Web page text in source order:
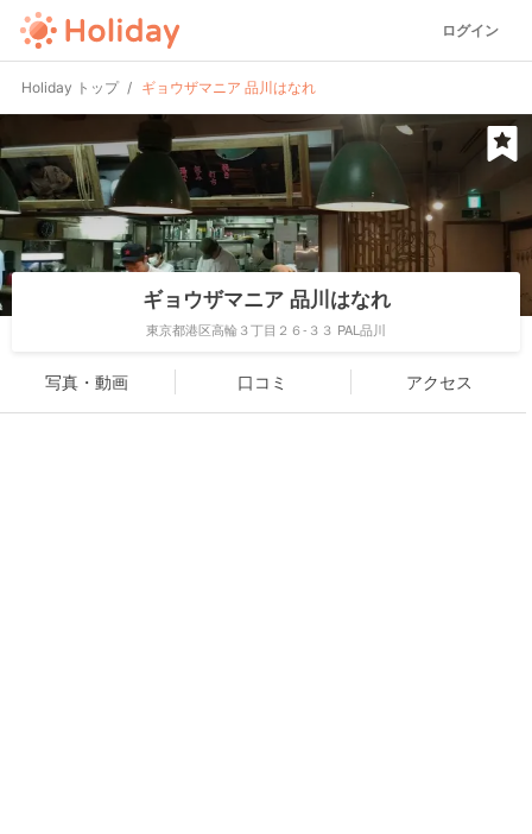
ログイン
Holiday トップ ギョウザマニア 品川はなれ
ギョウザマニア 品川はなれ
東京都港区高輪３丁目２６-３３ PAL品川
写真・動画 口コミ アクセス